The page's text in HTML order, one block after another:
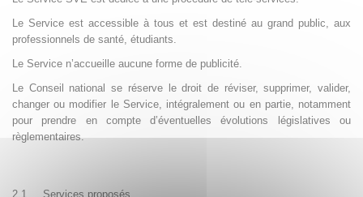
Le Service est accessible à tous et est destiné au grand public, aux
professionnels de santé, étudiants.
Le Service n’accueille aucune forme de publicité.
Le Conseil national se réserve le droit de réviser, supprimer, valider,
changer ou modifier le Service, intégralement ou en partie, notamment
pour prendre en compte d’éventuelles évolutions législatives ou
règlementaires.
2.1 Services proposés